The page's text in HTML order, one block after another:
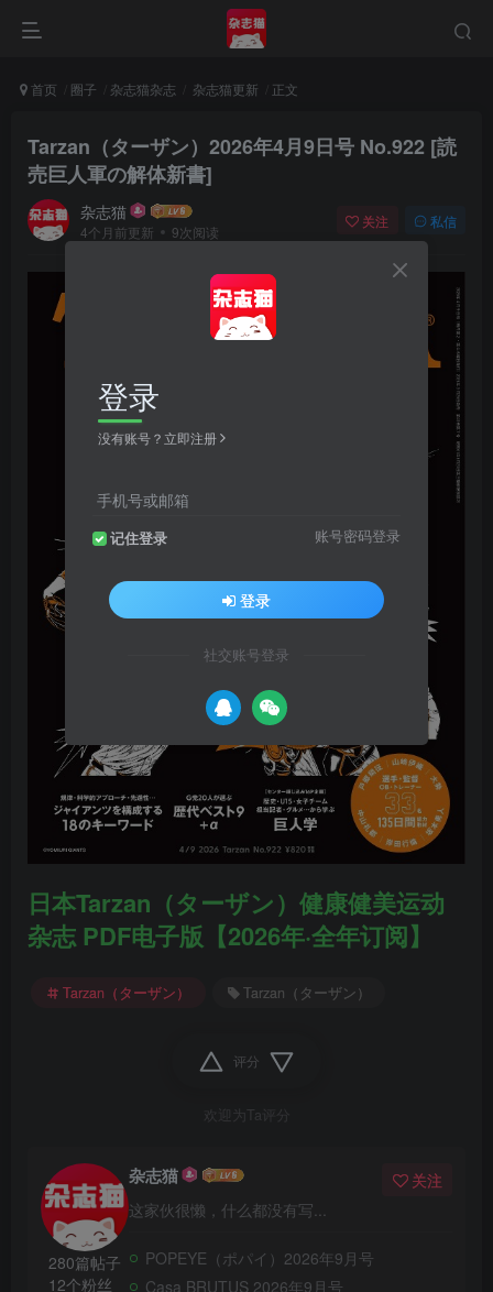
首页 圈子 杂志猫杂志 杂志猫更新 正文
Tarzan（ターザン）2026年4月9日号 No.922 [読
売巨人軍の解体新書]
杂志猫
4个月前更新 9次阅读
关注 私信
日本Tarzan（ターザン）健康健美运动
杂志 PDF电子版【2026年·全年订阅】
Tarzan（ターザン） Tarzan（ターザン）
评分
欢迎为Ta评分
280篇帖子
12个粉丝
杂志猫
这家伙很懒，什么都没有写...
关注
POPEYE（ポパイ）2026年9月号
Casa BRUTUS 2026年9月号
登录
没有账号？立即注册
手机号或邮箱
记住登录 账号密码登录
登录
社交账号登录